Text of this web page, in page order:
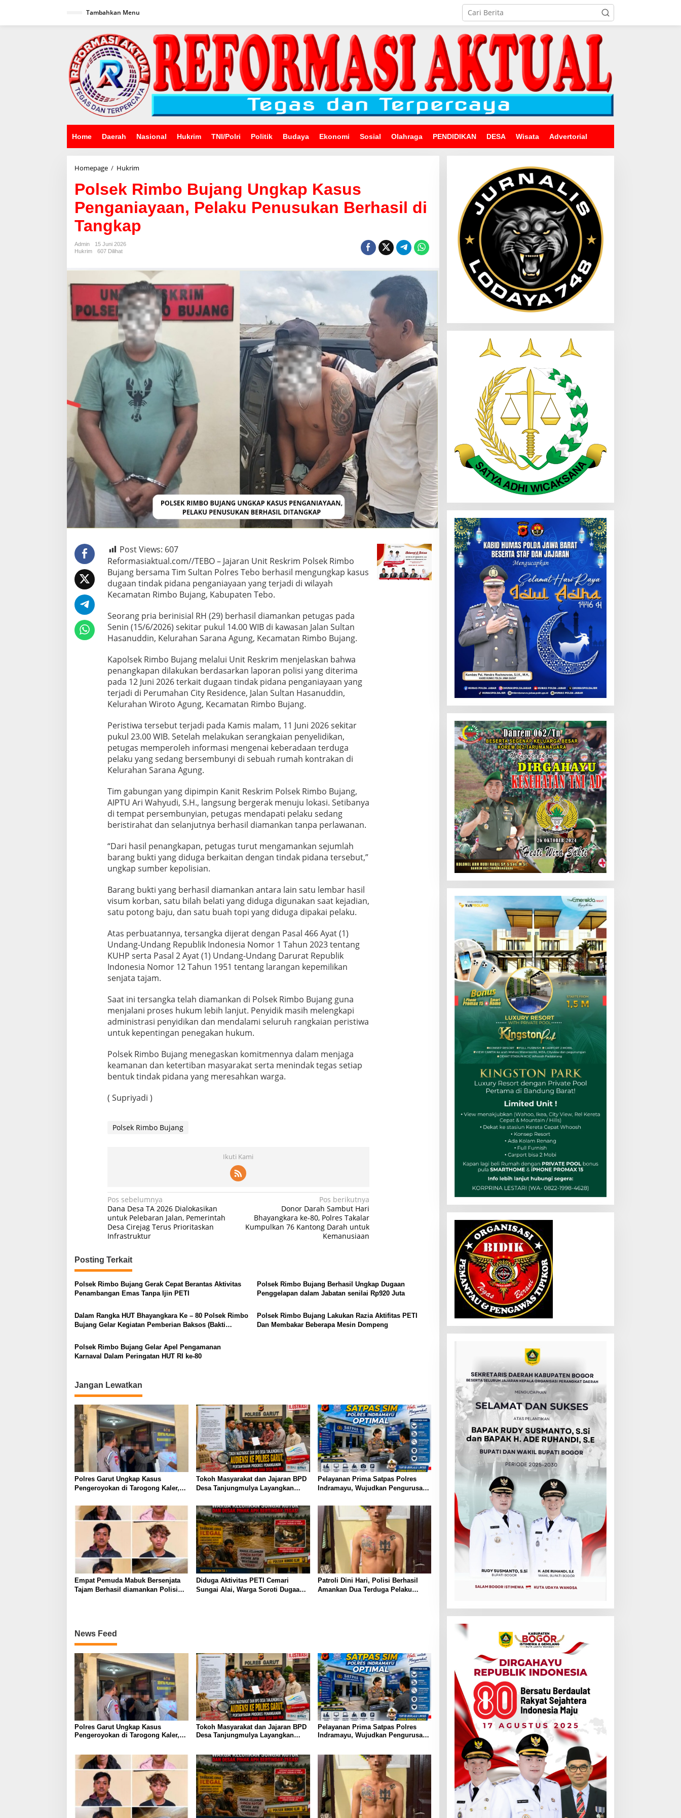
Tambahkan Menu
Home Daerah Nasional Hukrim TNI/Polri Politik Budaya Ekonomi Sosial Olahraga PENDIDIKAN DESA Wisata Advertorial
Homepage / Hukrim
Bujang
Ungkap
Kasus
Penganiayaan,
Pelaku
Penusukan
Polsek Rimbo Bujang Ungkap Kasus
Penganiayaan, Pelaku Penusukan Berhasil di
Tangkap
Admin
15 Juni 2026
Hukrim
607 Dilihat
Post Views: 607
Reformasiaktual.com//TEBO – Jajaran Unit Reskrim Polsek Rimbo
Bujang bersama Tim Sultan Polres Tebo berhasil mengungkap kasus
dugaan tindak pidana penganiayaan yang terjadi di wilayah
Kecamatan Rimbo Bujang, Kabupaten Tebo.
Seorang pria berinisial RH (29) berhasil diamankan petugas pada
Senin (15/6/2026) sekitar pukul 14.00 WIB di kawasan Jalan Sultan
Hasanuddin, Kelurahan Sarana Agung, Kecamatan Rimbo Bujang.
Kapolsek Rimbo Bujang melalui Unit Reskrim menjelaskan bahwa
penangkapan dilakukan berdasarkan laporan polisi yang diterima
pada 12 Juni 2026 terkait dugaan tindak pidana penganiayaan yang
terjadi di Perumahan City Residence, Jalan Sultan Hasanuddin,
Kelurahan Wiroto Agung, Kecamatan Rimbo Bujang.
Peristiwa tersebut terjadi pada Kamis malam, 11 Juni 2026 sekitar
pukul 23.00 WIB. Setelah melakukan serangkaian penyelidikan,
petugas memperoleh informasi mengenai keberadaan terduga
pelaku yang sedang bersembunyi di sebuah rumah kontrakan di
Kelurahan Sarana Agung.
Tim gabungan yang dipimpin Kanit Reskrim Polsek Rimbo Bujang,
AIPTU Ari Wahyudi, S.H., langsung bergerak menuju lokasi. Setibanya
di tempat persembunyian, petugas mendapati pelaku sedang
beristirahat dan selanjutnya berhasil diamankan tanpa perlawanan.
“Dari hasil penangkapan, petugas turut mengamankan sejumlah
barang bukti yang diduga berkaitan dengan tindak pidana tersebut,”
ungkap sumber kepolisian.
Barang bukti yang berhasil diamankan antara lain satu lembar hasil
visum korban, satu bilah belati yang diduga digunakan saat kejadian,
satu potong baju, dan satu buah topi yang diduga dipakai pelaku.
Atas perbuatannya, tersangka dijerat dengan Pasal 466 Ayat (1)
Undang-Undang Republik Indonesia Nomor 1 Tahun 2023 tentang
KUHP serta Pasal 2 Ayat (1) Undang-Undang Darurat Republik
Indonesia Nomor 12 Tahun 1951 tentang larangan kepemilikan
senjata tajam.
Saat ini tersangka telah diamankan di Polsek Rimbo Bujang guna
menjalani proses hukum lebih lanjut. Penyidik masih melengkapi
administrasi penyidikan dan mendalami seluruh rangkaian peristiwa
untuk kepentingan penegakan hukum.
Polsek Rimbo Bujang menegaskan komitmennya dalam menjaga
keamanan dan ketertiban masyarakat serta menindak tegas setiap
bentuk tindak pidana yang meresahkan warga.
( Supriyadi )
Polsek Rimbo Bujang
Ikuti Kami
Navigasi
pos
Pos sebelumnya
Dana Desa TA 2026 Dialokasikan
untuk Pelebaran Jalan, Pemerintah
Desa Cirejag Terus Prioritaskan
Infrastruktur
Pos berikutnya
Donor Darah Sambut Hari
Bhayangkara ke-80, Polres Takalar
Kumpulkan 76 Kantong Darah untuk
Kemanusiaan
Posting Terkait
Polsek Rimbo Bujang Gerak Cepat Berantas Aktivitas
Penambangan Emas Tanpa Ijin PETI
Polsek Rimbo Bujang Berhasil Ungkap Dugaan
Penggelapan dalam Jabatan senilai Rp920 Juta
Dalam Rangka HUT Bhayangkara Ke – 80 Polsek Rimbo
Bujang Gelar Kegiatan Pemberian Baksos (Bakti
Polsek Rimbo Bujang Lakukan Razia Aktifitas PETI
Dan Membakar Beberapa Mesin Dompeng
Polsek Rimbo Bujang Gelar Apel Pengamanan
Karnaval Dalam Peringatan HUT RI ke-80
Jangan Lewatkan
Polres Garut Ungkap Kasus
Pengeroyokan di Tarogong Kaler,
Diamankan
Tokoh Masyarakat dan Jajaran BPD
Desa Tanjungmulya Layangkan
Pertanyakan Progres Penanganan
Dugaan Penggelapan Dana Desa
dan Program PKH
Pelayanan Prima Satpas Polres
Indramayu, Wujudkan Pengurusan
Empat Pemuda Mabuk Bersenjata
Tajam Berhasil diamankan Polisi
Diduga Aktivitas PETI Cemari
Sungai Alai, Warga Soroti Dugaan
Patroli Dini Hari, Polisi Berhasil
Amankan Dua Terduga Pelaku
News Feed
Polres Garut Ungkap Kasus
Pengeroyokan di Tarogong Kaler,
Tokoh Masyarakat dan Jajaran BPD
Desa Tanjungmulya Layangkan
Dugaan Penggelapan Dana Desa
dan Program PKH
Pelayanan Prima Satpas Polres
Indramayu, Wujudkan Pengurusan